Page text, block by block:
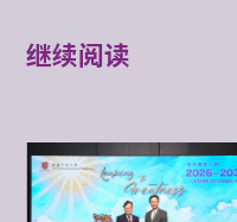
继续阅读